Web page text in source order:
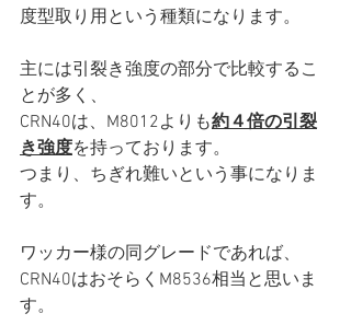
度型取り用という種類になります。
主には引裂き強度の部分で比較するこ
とが多く、
CRN40は、M8012よりも約４倍の引裂
き強度を持っております。
つまり、ちぎれ難いという事になりま
す。
ワッカー様の同グレードであれば、
CRN40はおそらくM8536相当と思いま
す。